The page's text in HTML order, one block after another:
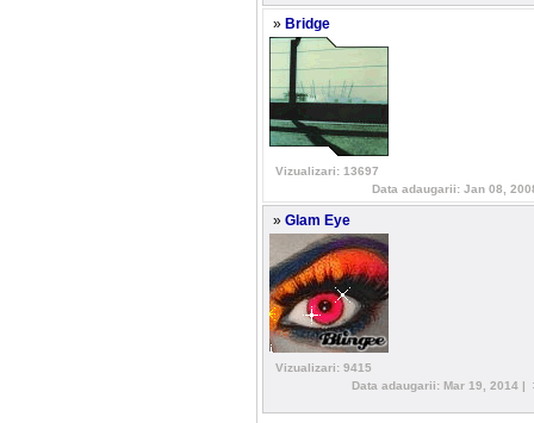
» Bridge
Vizualizari: 13697
Data adaugarii: Jan 08,
» Glam Eye
Vizualizari: 9415
Data adaugarii: Mar 19, 2014 |